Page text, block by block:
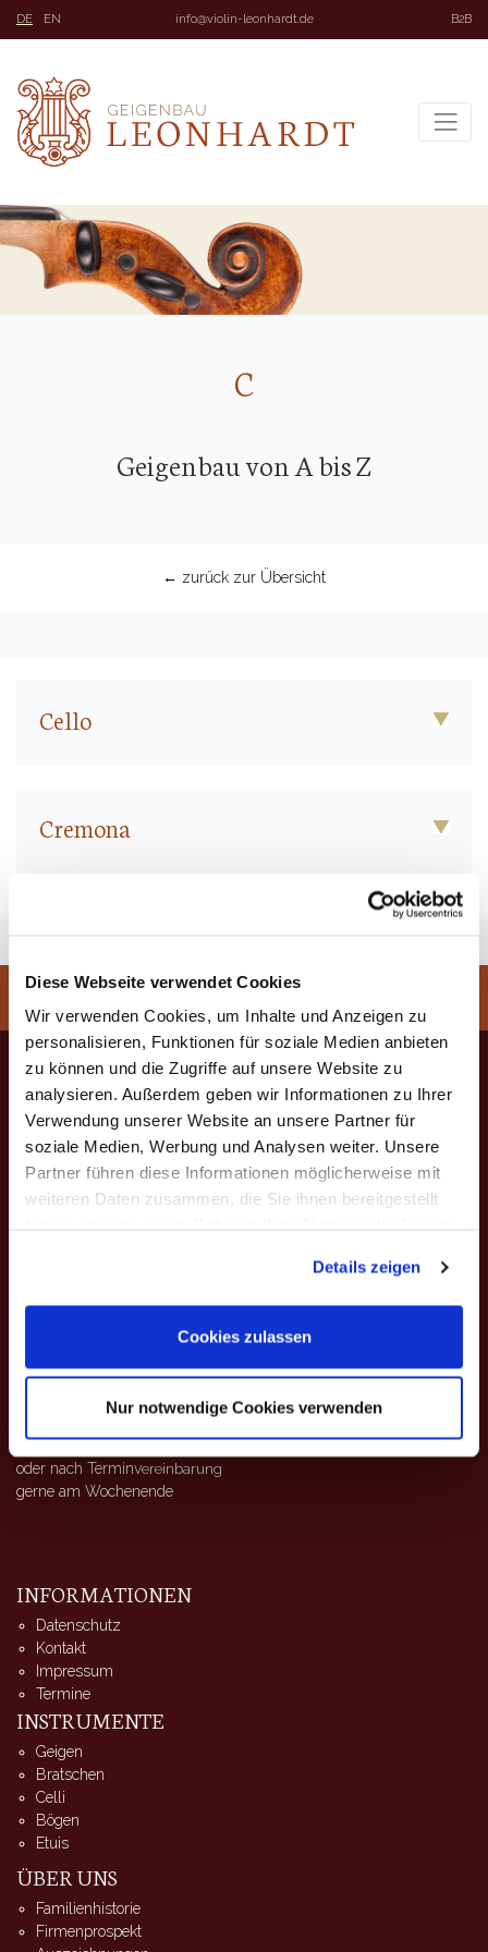
Diese Webseite verwendet Cookies
Wir verwenden Cookies, um Inhalte und Anzeigen zu
personalisieren, Funktionen für soziale Medien anbieten
zu können und die Zugriffe auf unsere Website zu
analysieren. Außerdem geben wir Informationen zu Ihrer
Verwendung unserer Website an unsere Partner für
soziale Medien, Werbung und Analysen weiter. Unsere
Partner führen diese Informationen möglicherweise mit
weiteren Daten zusammen, die Sie ihnen bereitgestellt
Cookies, wenn Sie unsere Webseite weiterhin nutzen.
Details zeigen
Cookies zulassen
Nur notwendige Cookies verwenden
DE EN info@violin-leonhardt.de B2B
C
Geigenbau von A bis Z
← zurück zur Übersicht
Cello
Cremona
Mühlenweg 53
82481 Mittenwald
ÖFFNUNGSZEITEN
Mo. - Fr. 9.00-12.00 Uhr
oder nach Terminvereinbarung
gerne am Wochenende
INFORMATIONEN
Datenschutz
Kontakt
Impressum
Termine
INSTRUMENTE
Geigen
Bratschen
Celli
Bögen
Etuis
ÜBER UNS
Familienhistorie
Firmenprospekt